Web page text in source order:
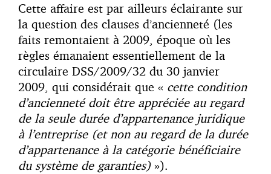
Cette affaire est par ailleurs éclairante sur
la question des clauses d’ancienneté (les
faits remontaient à 2009, époque où les
règles émanaient essentiellement de la
circulaire DSS/2009/32 du 30 janvier
2009, qui considérait que « cette condition
d’ancienneté doit être appréciée au regard
de la seule durée d’appartenance juridique
à l’entreprise (et non au regard de la durée
d’appartenance à la catégorie bénéficiaire
du système de garanties)»).